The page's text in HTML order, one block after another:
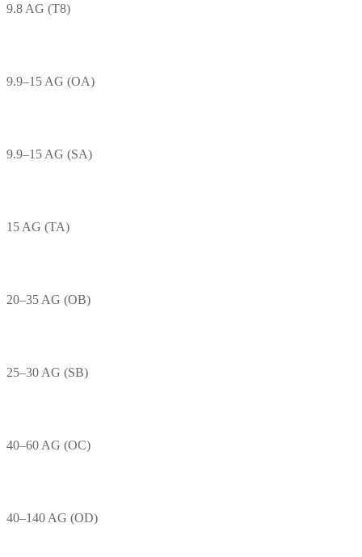
9.8 AG (T8)
9.9–15 AG (OA)
9.9–15 AG (SA)
15 AG (TA)
20–35 AG (OB)
25–30 AG (SB)
40–60 AG (OC)
40–140 AG (OD)